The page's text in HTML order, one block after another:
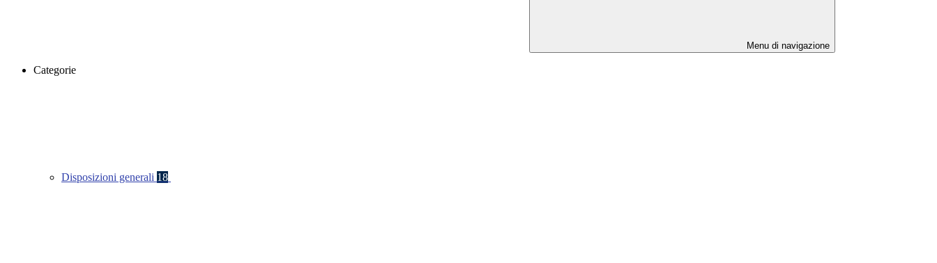
Menu di navigazione
Categorie
Disposizioni generali 18